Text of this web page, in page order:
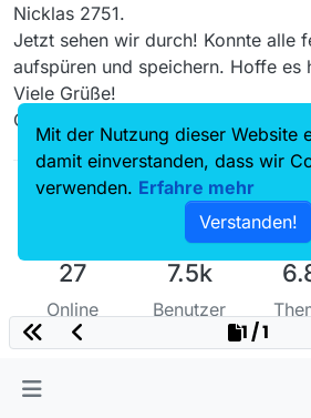
Nicklas 2751.
Jetzt sehen wir durch! Konnte alle
aufspüren und speichern. Hoffe es
Viele Grüße!
OPA
27
Online
7.5k
Benutzer
1 / 1
Mit der Nutzung dieser Website
damit einverstanden, dass wir
verwenden. Erfahre mehr
Verstanden!